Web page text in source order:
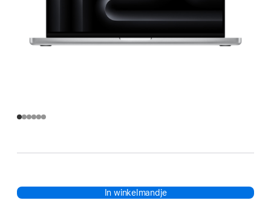
In winkelmandje